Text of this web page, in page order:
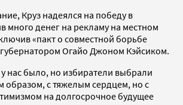
Круз надеялся на победу в
много денег на рекламу на местном
«пакт о совместной борьбе
Огайо Джоном Кэйсиком.
нас было, но избиратели выбрали
образом, с тяжелым сердцем, но с
на долгосрочное будущее